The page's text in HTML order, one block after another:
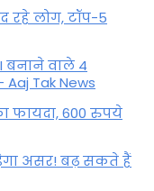
रहे लोग, टॉप-5
बनाने वाले 4
Tak News
फायदा, 600 रुपये
असर! बढ़ सकते हैं